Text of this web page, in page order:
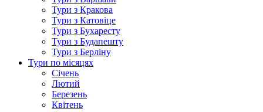
Тури з Кракова
Тури з Катовіце
Тури з Бухаресту
Тури з Будапешту
Тури з Берліну
Тури по місяцях
Січень
Лютий
Березень
Квітень